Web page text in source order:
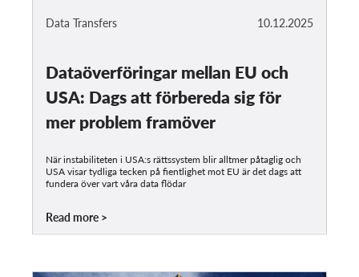
10.12.2025
Data Transfers
Dataöverföringar mellan EU och
USA: Dags att förbereda sig för
mer problem framöver
När instabiliteten i USA:s rättssystem blir alltmer påtaglig och
USA visar tydliga tecken på fientlighet mot EU är det dags att
fundera över vart våra data flödar
Read more